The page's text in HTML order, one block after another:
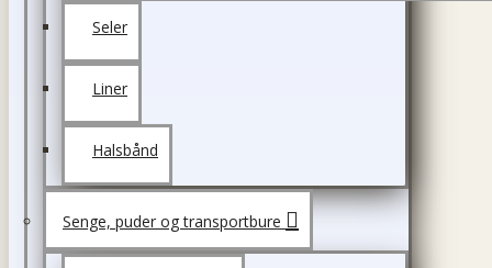
Seler
Liner
Halsbånd
Senge, puder og transportbure